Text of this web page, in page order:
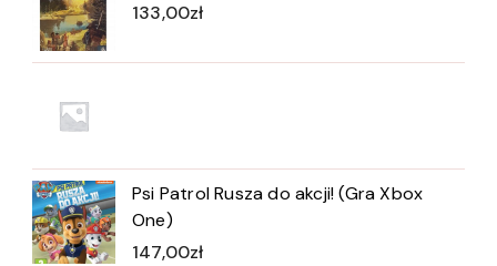
133,00zł
Psi Patrol Rusza do akcji! (Gra Xbox
One)
147,00zł